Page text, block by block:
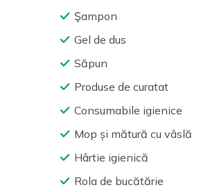
Şampon
Gel de dus
Săpun
Produse de curatat
Consumabile igienice
Mop și mătură cu vâslă
Hârtie igienică
Rola de bucătărie